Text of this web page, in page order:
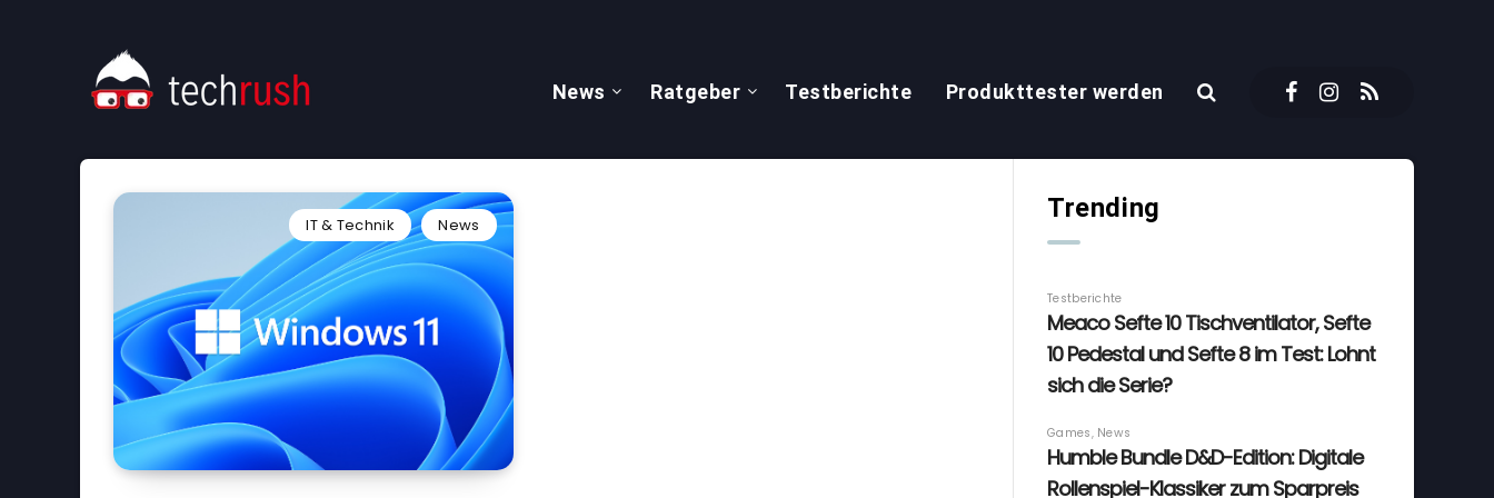
News Ratgeber Testberichte Produkttester werden
IT & Technik News
Trending